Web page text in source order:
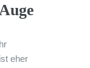
eher